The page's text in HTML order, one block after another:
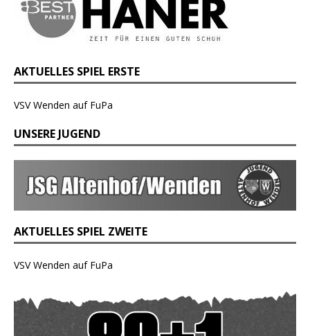
AKTUELLES SPIEL ERSTE
VSV Wenden auf FuPa
UNSERE JUGEND
AKTUELLES SPIEL ZWEITE
VSV Wenden auf FuPa